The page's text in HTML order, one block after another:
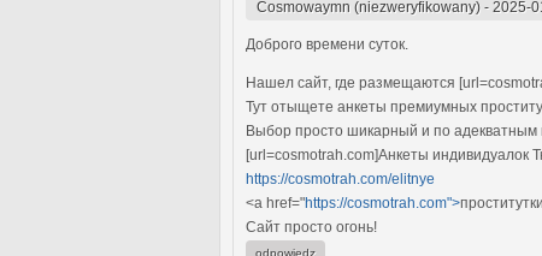
Cosmowaymn (niezweryfikowany) - 2025-
Доброго времени суток.
Нашел сайт, где размещаются
Тут отыщете анкеты премиумных
Выбор просто шикарный и по адекватным
[url=cosmotrah.com]Анкеты индивидуалок
https://cosmotrah.com/elitnye
<a href="https://cosmotrah.com">
Сайт просто огонь!
odpowiedz